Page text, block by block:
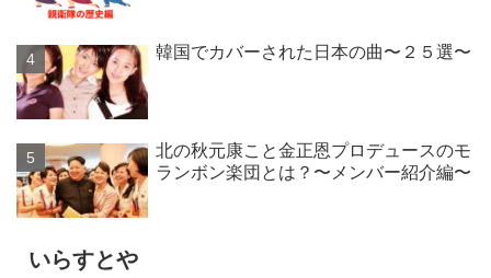
韓国でカバーされた日本の曲〜２５選〜
北の秋元康こと金正恩プロデュースのモ
ランボン楽団とは？〜メンバー紹介編〜
いらすとや